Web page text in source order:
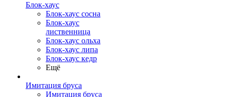
Блок-хаус
Блок-хаус сосна
Блок-хаус
лиственница
Блок-хаус ольха
Блок-хаус липа
Блок-хаус кедр
Ещё
Имитация бруса
Имитация бруса